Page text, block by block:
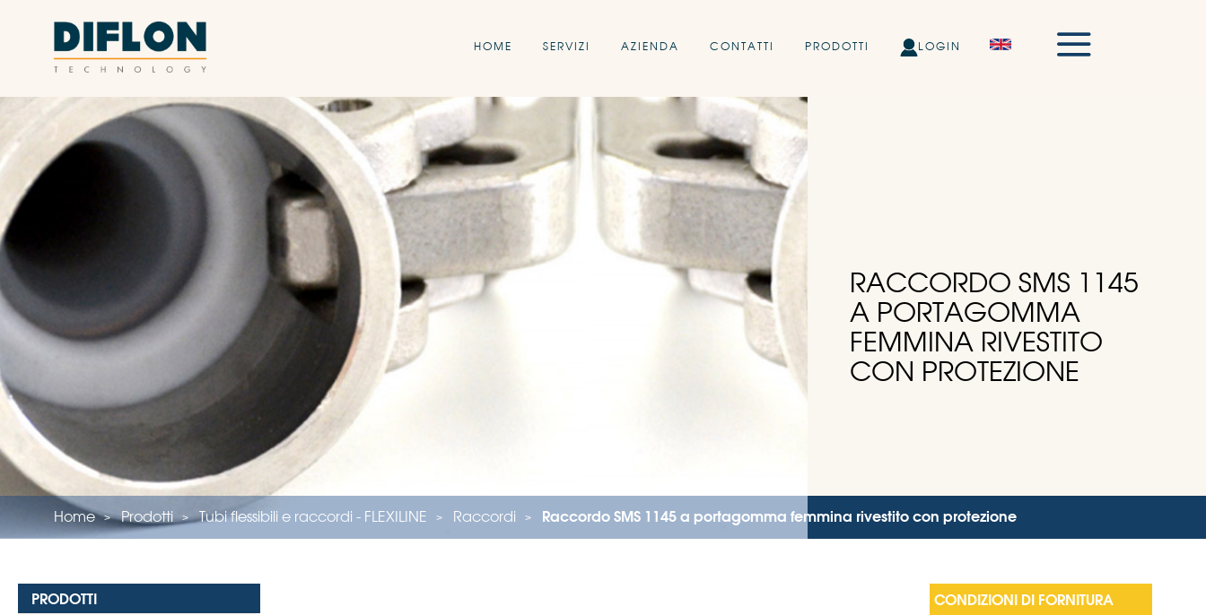
HOME SERVIZI AZIENDA CONTATTI PRODOTTI LOGIN
RACCORDO SMS 1145
A PORTAGOMMA
FEMMINA RIVESTITO
CON PROTEZIONE
Home Prodotti Tubi flessibili e raccordi - FLEXILINE Raccordi Raccordo SMS 1145 a portagomma femmina rivestito con protezione
PRODOTTI